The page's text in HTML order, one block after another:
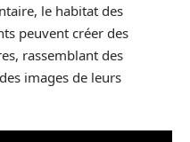
le habitat des
peuvent créer des
rassemblant des
images de leurs